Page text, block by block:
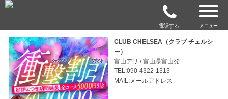
電話する メニュー
CLUB CHELSEA（クラブ チェルシ
ー）
富山デリ / 富山県富山発
TEL:090-4322-1313
MAIL:メールアドレス